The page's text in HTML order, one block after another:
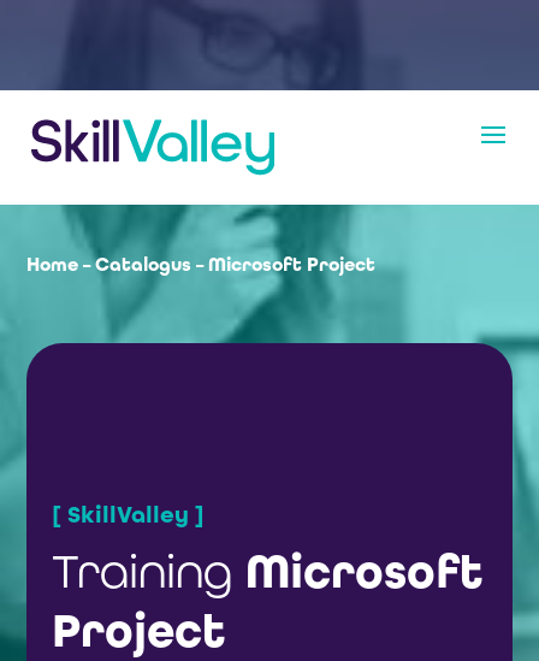
Home –Catalogus –Microsoft Project
[ SkillValley ]
Training Microsoft
Project